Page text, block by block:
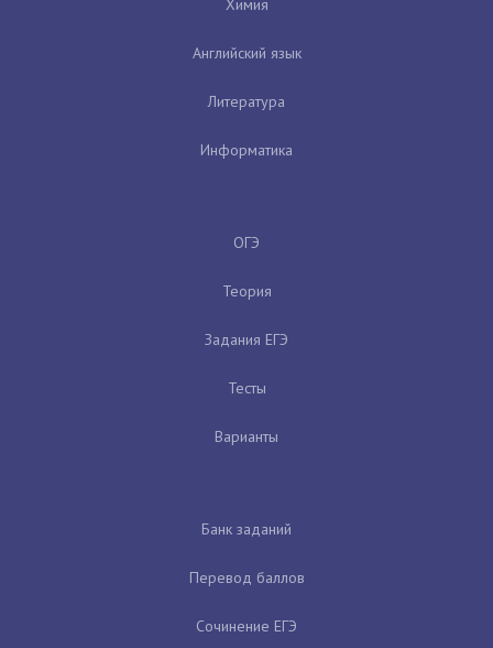
Химия
Английский язык
Литература
Информатика
ОГЭ
Теория
Задания ЕГЭ
Тесты
Варианты
Банк заданий
Перевод баллов
Сочинение ЕГЭ